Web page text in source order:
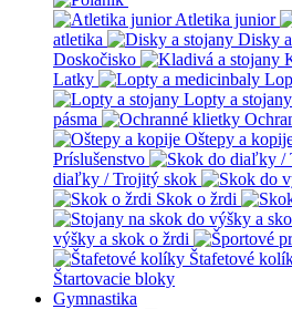
Atletika junior
atletika
Disky
Doskočisko
Latky
Lopty a stojany
pásma
Oštepy a
Príslušenstvo
diaľky / Trojitý skok
Skok o žrdi
výšky a skok o žrdi
Štafetové
Štartovacie bloky
Gymnastika